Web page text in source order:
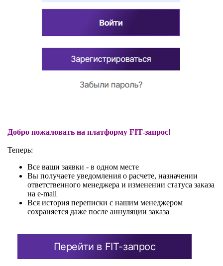
Добро пожаловать на платформу FIT-запрос!
Теперь:
Все ваши заявки - в одном месте
Вы получаете уведомления о расчете, назначении
ответственного менеджера и изменении статуса заказа
на e-mail
Вся история переписки с нашим менеджером
сохраняется даже после аннуляции заказа
Перейти в FIT-запрос